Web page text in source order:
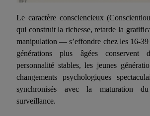
Le caractère consciencieux (
qui construit la richesse, retarde la
manipulation — s’effondre chez les 16-39
générations plus âgées conservent
personnalité stables, les jeunes
changements psychologiques
synchronisés avec la maturation
surveillance.